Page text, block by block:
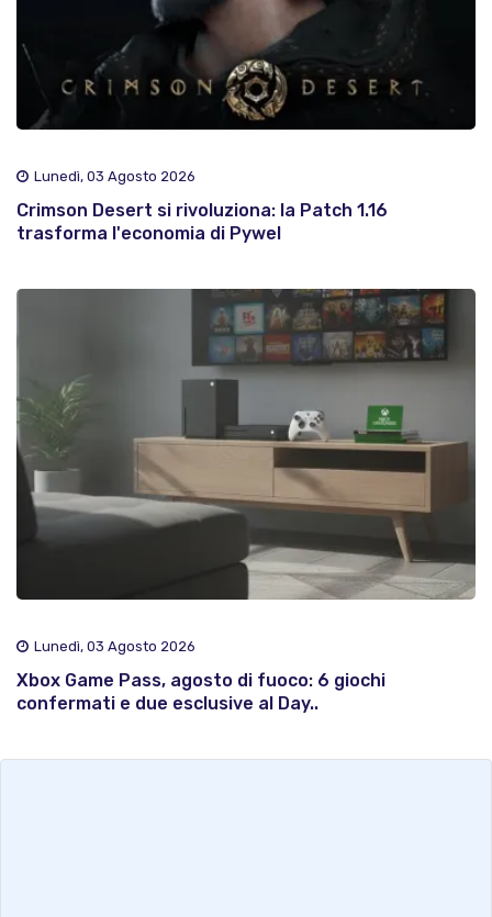
Lunedì, 03 Agosto 2026
Crimson Desert si rivoluziona: la Patch 1.16
trasforma l'economia di Pywel
Lunedì, 03 Agosto 2026
Xbox Game Pass, agosto di fuoco: 6 giochi
confermati e due esclusive al Day..